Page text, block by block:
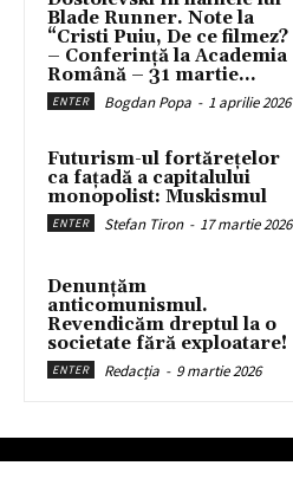
Blade Runner. Note la
“Cristi Puiu, De ce filmez?
– Conferință la Academia
Română – 31 martie...
ENTER Bogdan Popa - 1 aprilie 2026
Futurism-ul fortărețelor
ca fațadă a capitalului
monopolist: Muskismul
ENTER Stefan Tiron - 17 martie 2026
Denunțăm
anticomunismul.
Revendicăm dreptul la o
societate fără exploatare!
ENTER Redacția - 9 martie 2026